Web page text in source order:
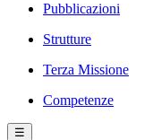
Pubblicazioni
Strutture
Terza Missione
Competenze
☰